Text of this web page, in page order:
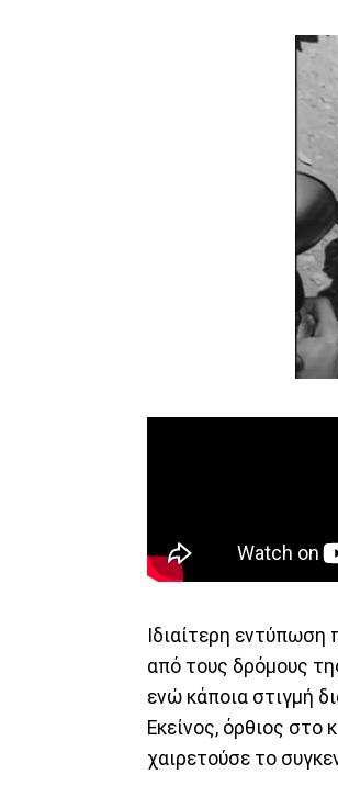
Ιδιαίτερη
από τους δρόμους
ενώ κάποια στιγμή
Εκείνος, όρθιος
χαιρετούσε το